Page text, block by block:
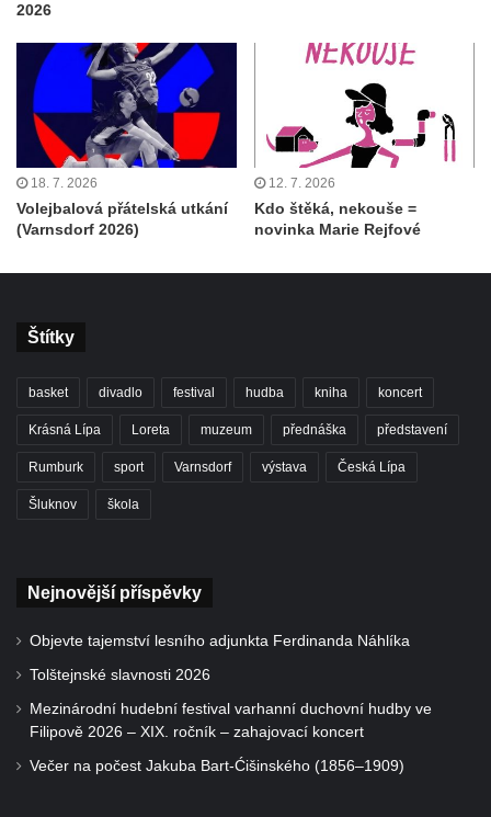
2026
18. 7. 2026
Volejbalová přátelská utkání
(Varnsdorf 2026)
12. 7. 2026
Kdo štěká, nekouše =
novinka Marie Rejfové
Štítky
basket divadlo festival hudba kniha koncert
Krásná Lípa Loreta muzeum přednáška představení
Rumburk sport Varnsdorf výstava Česká Lípa
Šluknov škola
Nejnovější příspěvky
Objevte tajemství lesního adjunkta Ferdinanda Náhlíka
Tolštejnské slavnosti 2026
Mezinárodní hudební festival varhanní duchovní hudby ve
Filipově 2026 – XIX. ročník – zahajovací koncert
Večer na počest Jakuba Bart-Ćišinského (1856–1909)